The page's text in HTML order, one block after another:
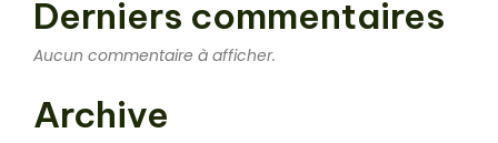
Derniers commentaires
Aucun commentaire à afficher.
Archive